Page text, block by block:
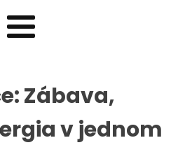
Zábava,
v jednom